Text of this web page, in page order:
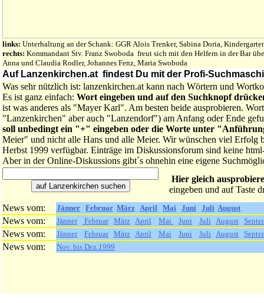
links: Unterhaltung an der Schank: GGR Alois Trenker, Sabina Doria,
rechts: Kommandant Stv. Franz Swoboda freut sich mit den Helfern in der Bar
Anna und Claudia Rodler, Johannes Fenz, Maria Swoboda
Auf Lanzenkirchen.at findest Du mit der Profi-
Was sehr nützlich ist: lanzenkirchen.at kann nach Wörtern und
Es ist ganz einfach: Wort eingeben und auf den Suchknopf
ist was anderes als "Mayer Karl". Am besten beide ausprobieren.
"Lanzenkirchen" aber auch "Lanzendorf") am Anfang oder Ende
soll unbedingt ein "+" eingeben oder die Worte unter
Meier" und nicht alle Hans und alle Meier. Wir wünschen viel Erfolg
Herbst 1999 verfügbar. Einträge im Diskussionsforum sind keine
Aber in der Online-Diskussions gibt´s ohnehin eine eigene
Hier gleich
eingeben und auf Taste
News vom:
Jänner Februar März April Mai Juni Juli August
News vom: Jänner Februar März April Mai Juni Juli August
News vom: Jänner Februar März April Mai Juni Juli August
News vom: Nov. bis Dez.1999